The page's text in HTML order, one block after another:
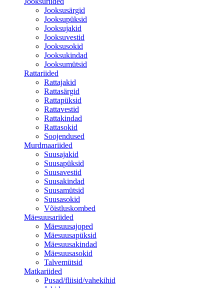
Jooksusärgid
Jooksupüksid
Jooksujakid
Jooksuvestid
Jooksusokid
Jooksukindad
Jooksumütsid
Rattariided
Rattajakid
Rattasärgid
Rattapüksid
Rattavestid
Rattakindad
Rattasokid
Soojendused
Murdmaariided
Suusajakid
Suusapüksid
Suusavestid
Suusakindad
Suusamütsid
Suusasokid
Võistluskombed
Mäesuusariided
Mäesuusajoped
Mäesuusapüksid
Mäesuusakindad
Mäesuusasokid
Talvemütsid
Matkariided
Pusad/fliisid/vahekihid